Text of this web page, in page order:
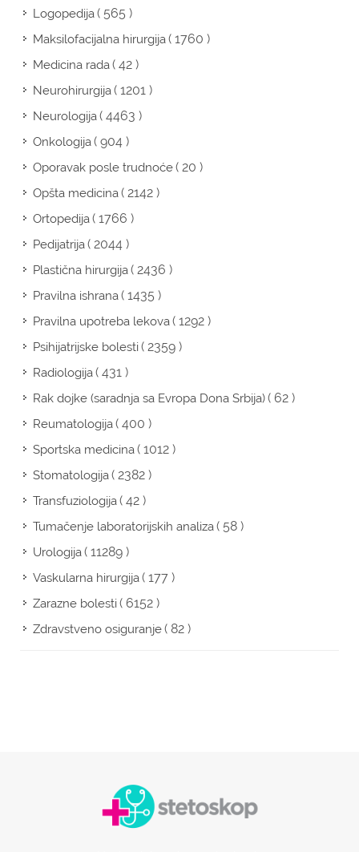
Logopedija( 565 )
Maksilofacijalna hirurgija( 1760 )
Medicina rada( 42 )
Neurohirurgija( 1201 )
Neurologija( 4463 )
Onkologija( 904 )
Oporavak posle trudnoće( 20 )
Opšta medicina( 2142 )
Ortopedija( 1766 )
Pedijatrija( 2044 )
Plastična hirurgija( 2436 )
Pravilna ishrana( 1435 )
Pravilna upotreba lekova( 1292 )
Psihijatrijske bolesti( 2359 )
Radiologija( 431 )
Rak dojke (saradnja sa Evropa Dona Srbija)( 62 )
Reumatologija( 400 )
Sportska medicina( 1012 )
Stomatologija( 2382 )
Transfuziologija( 42 )
Tumačenje laboratorijskih analiza( 58 )
Urologija( 11289 )
Vaskularna hirurgija( 177 )
Zarazne bolesti( 6152 )
Zdravstveno osiguranje( 82 )